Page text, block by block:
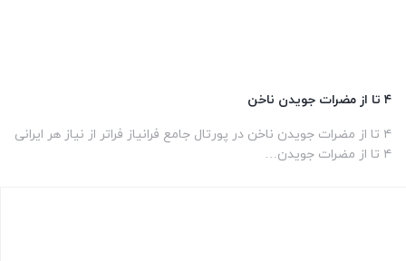
۴ تا از مضرات جویدن ناخن
۴ تا از مضرات جویدن ناخن در پورتال جامع فرانیاز فراتر از نیاز هر ایرانی
۴ تا از مضرات جویدن…